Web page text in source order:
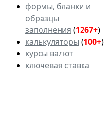
формы, бланки и
образцы
заполнения (1267+)
калькуляторы (100+)
курсы валют
ключевая ставка